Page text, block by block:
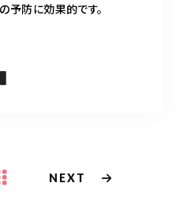
予防に効果的です。
NEXT